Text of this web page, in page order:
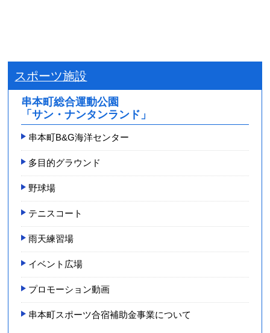
スポーツ施設
串本町総合運動公園
「サン・ナンタンランド」
串本町B&G海洋センター
多目的グラウンド
野球場
テニスコート
雨天練習場
イベント広場
プロモーション動画
串本町スポーツ合宿補助金事業について